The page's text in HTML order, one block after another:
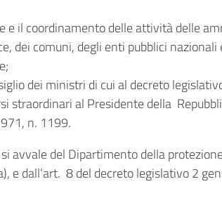
il coordinamento delle attività delle
dei comuni, degli enti pubblici
dei ministri di cui al decreto
straordinari al Presidente della
n. 1199.
del Dipartimento della
dall’art. 8 del decreto legislativo 2